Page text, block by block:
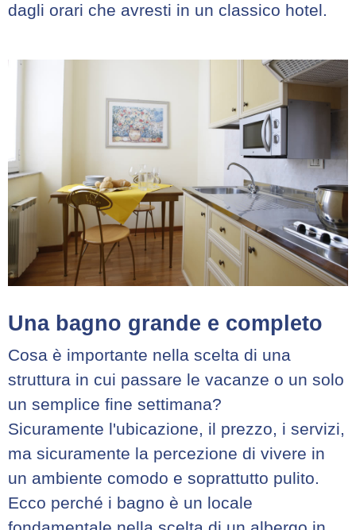
dagli orari che avresti in un classico hotel.
Una bagno grande e completo
Cosa è importante nella scelta di una
struttura in cui passare le vacanze o un solo
un semplice fine settimana?
Sicuramente l'ubicazione, il prezzo, i servizi,
ma sicuramente la percezione di vivere in
un ambiente comodo e soprattutto pulito.
Ecco perché i bagno è un locale